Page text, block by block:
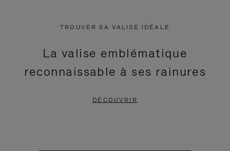
TROUVER SA VALISE IDÉALE
La valise emblématique
reconnaissable à ses rainures
DÉCOUVRIR